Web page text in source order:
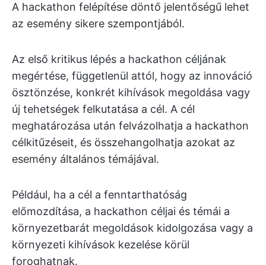
A hackathon felépítése döntő jelentőségű lehet
az esemény sikere szempontjából.
Az első kritikus lépés a hackathon céljának
megértése, függetlenül attól, hogy az innováció
ösztönzése, konkrét kihívások megoldása vagy
új tehetségek felkutatása a cél. A cél
meghatározása után felvázolhatja a hackathon
célkitűzéseit, és összehangolhatja azokat az
esemény általános témájával.
Például, ha a cél a fenntarthatóság
előmozdítása, a hackathon céljai és témái a
környezetbarát megoldások kidolgozása vagy a
környezeti kihívások kezelése körül
foroghatnak.